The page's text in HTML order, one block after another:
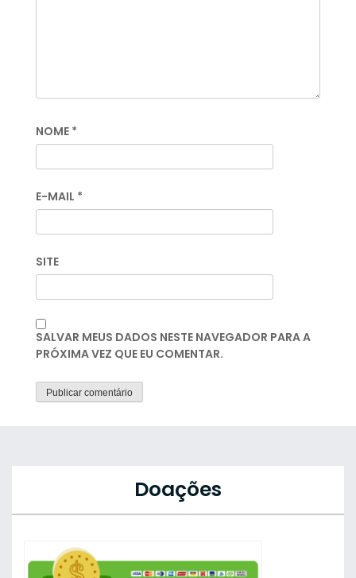
NOME *
E-MAIL *
SITE
SALVAR MEUS DADOS NESTE NAVEGADOR PARA A
PRÓXIMA VEZ QUE EU COMENTAR.
Doações